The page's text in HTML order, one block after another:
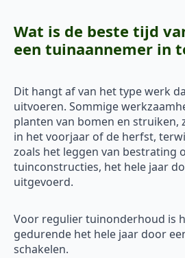
Wat is de beste tijd
een tuinaannemer in
Dit hangt af van het type werk
uitvoeren. Sommige
planten van bomen en struiken,
in het voorjaar of de herfst,
zoals het leggen van bestrating
tuinconstructies, het hele jaar
uitgevoerd.
Voor regulier tuinonderhoud is
gedurende het hele jaar door
schakelen.